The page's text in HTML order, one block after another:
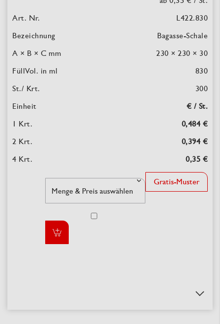
L422.830
Bagasse-Schale
230 × 230 × 30
830
300
€ / St.
0,484 €
0,394 €
0,35 €
Gratis-Muster